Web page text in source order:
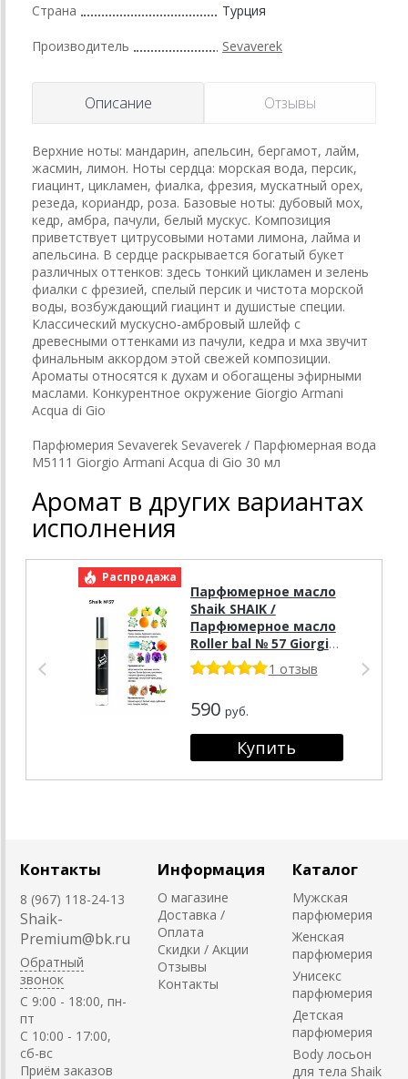
Страна Турция
Производитель Sevaverek
Описание Отзывы
Верхние ноты: мандарин, апельсин, бергамот, лайм,
жасмин, лимон. Ноты сердца: морская вода, персик,
гиацинт, цикламен, фиалка, фрезия, мускатный орех,
резеда, кориандр, роза. Базовые ноты: дубовый мох,
кедр, амбра, пачули, белый мускус. Композиция
приветствует цитрусовыми нотами лимона, лайма и
апельсина. В сердце раскрывается богатый букет
различных оттенков: здесь тонкий цикламен и зелень
фиалки с фрезией, спелый персик и чистота морской
воды, возбуждающий гиацинт и душистые специи.
Классический мускусно-амбровый шлейф с
древесными оттенками из пачули, кедра и мха звучит
финальным аккордом этой свежей композиции.
Ароматы относятся к духам и обогащены эфирными
маслами. Конкурентное окружение Giorgio Armani
Acqua di Gio
Парфюмерия Sevaverek Sevaverek / Парфюмерная вода
M5111 Giorgio Armani Acqua di Gio 30 мл
Аромат в других вариантах
исполнения
Распродажа
Парфюмерное масло
Shaik SHAIK /
Парфюмерное масло
Roller bal № 57 Giorgio
Armani Acqua di Gio,
10 мл.
1 отзыв
590 руб.
Контакты
8 (967) 118-24-13
Shaik-
Premium@bk.ru
Обратный
звонок
C 9:00 - 18:00, пн-
пт
С 10:00 - 17:00,
сб-вс
Приём заказов
Информация
О магазине
Доставка /
Оплата
Скидки / Акции
Отзывы
Контакты
Каталог
Мужская
парфюмерия
Женская
парфюмерия
Унисекс
парфюмерия
Детская
парфюмерия
Body лосьон
для тела Shaik